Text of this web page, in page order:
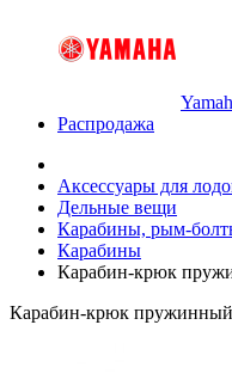
Распродажа
Аксессуары для
Дельные вещи
Карабины, рым-
Карабины
Карабин-крюк
Карабин-крюк